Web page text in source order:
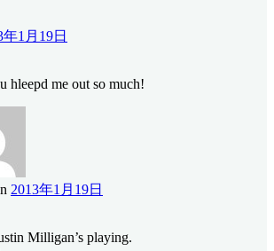
年1月19日
hleepd me out so much!
2013年1月19日
Milligan’s playing.